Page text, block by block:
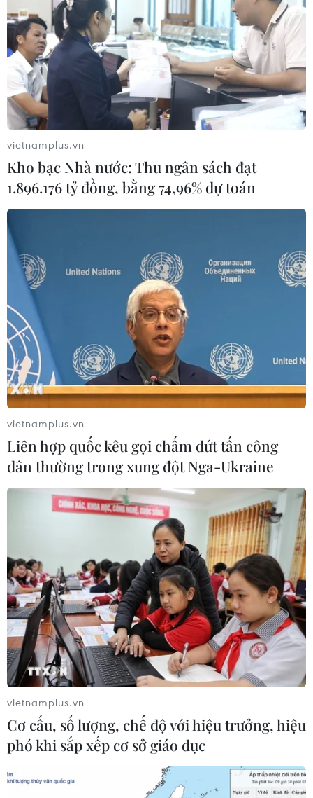
vietnamplus.vn
Kho bạc Nhà nước: Thu ngân sách đạt
1.896.176 tỷ đồng, bằng 74,96% dự toán
vietnamplus.vn
Liên hợp quốc kêu gọi chấm dứt tấn công
dân thường trong xung đột Nga-Ukraine
vietnamplus.vn
Cơ cấu, số lượng, chế độ với hiệu trưởng, hiệu
phó khi sắp xếp cơ sở giáo dục